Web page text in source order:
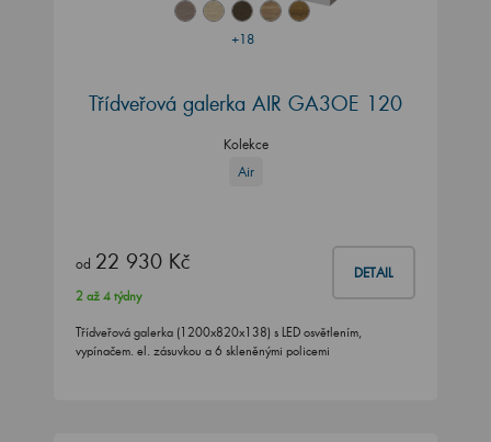
+18
Třídveřová galerka AIR GA3OE 120
Kolekce
Air
od 22 930 Kč DETAIL
2 až 4 týdny
Třídveřová galerka (1200x820x138) s LED osvětlením,
vypínačem. el. zásuvkou a 6 skleněnými policemi